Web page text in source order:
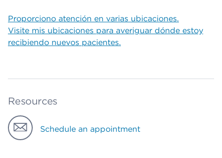
Proporciono atención en varias ubicaciones.
Visite mis ubicaciones para averiguar dónde estoy
recibiendo nuevos pacientes.
Resources
Schedule an appointment